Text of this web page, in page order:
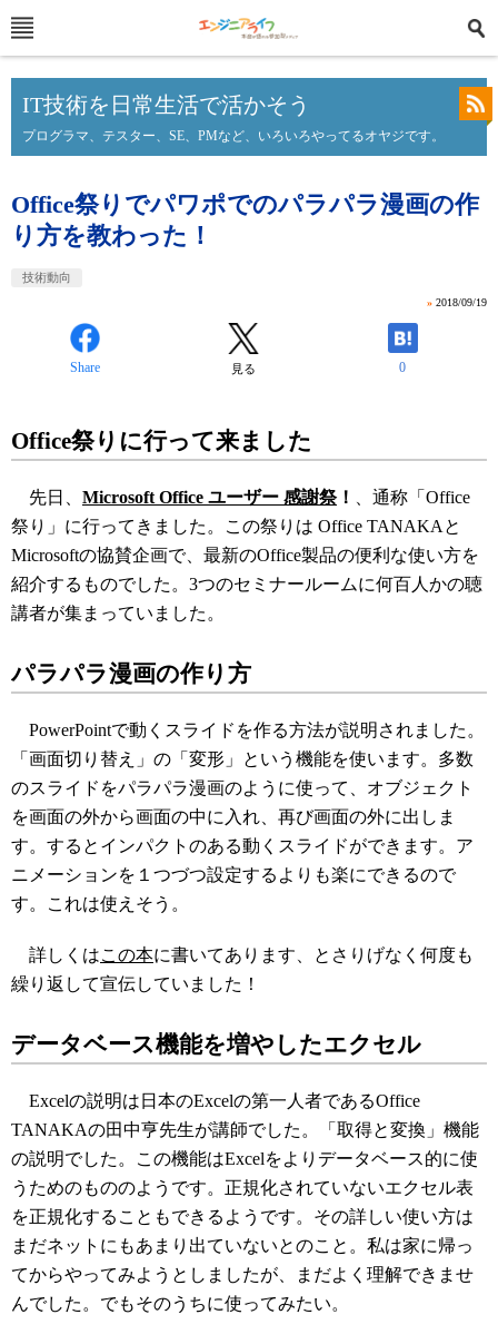
IT技術を日常生活で活かそう
プログラマ、テスター、SE、PMなど、いろいろやってるオヤジです。
Office祭りでパワポでのパラパラ漫画の作
り方を教わった！
技術動向
» 2018/09/19
Share 見る 0
Office祭りに行って来ました
先日、 Microsoft Office ユーザー 感謝祭！
、通称「Office
祭り」に行ってきました。この祭りは Office TANAKAと
Microsoftの協賛企画で、最新のOffice製品の便利な使い方を
紹介するものでした。3つのセミナールームに何百人かの聴
講者が集まっていました。
パラパラ漫画の作り方
PowerPointで動くスライドを作る方法が説明されました。
「画面切り替え」の「変形」という機能を使います。多数
のスライドをパラパラ漫画のように使って、オブジェクト
を画面の外から画面の中に入れ、再び画面の外に出しま
す。するとインパクトのある動くスライドができます。ア
ニメーションを１つづつ設定するよりも楽にできるので
す。これは使えそう。
詳しくはこの本に書いてあります、とさりげなく何度も
繰り返して宣伝していました！
データベース機能を増やしたエクセル
Excelの説明は日本のExcelの第一人者であるOffice
TANAKAの田中亨先生が講師でした。「取得と変換」機能
の説明でした。この機能はExcelをよりデータベース的に使
うためのもののようです。正規化されていないエクセル表
を正規化することもできるようです。その詳しい使い方は
まだネットにもあまり出ていないとのこと。私は家に帰っ
てからやってみようとしましたが、まだよく理解できませ
んでした。でもそのうちに使ってみたい。